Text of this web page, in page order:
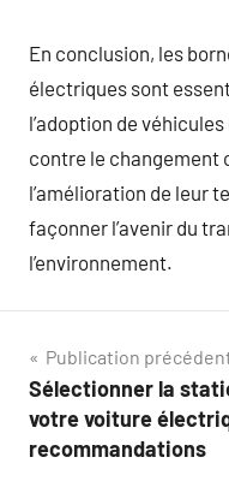
En conclusion, les
électriques sont
l’adoption de
contre le
l’amélioration de leur
façonner l’avenir du
l’environnement.
Navigation
de
l’article
Publication
Sélectionner la
votre voiture
recommandations